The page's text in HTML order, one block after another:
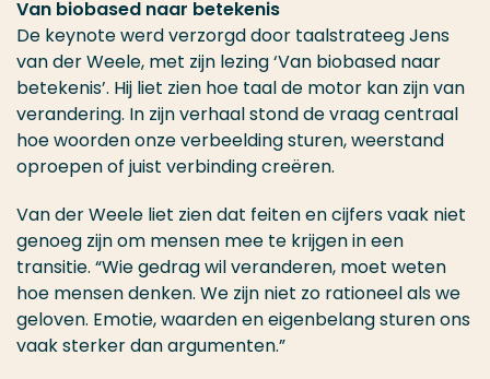
Van biobased naar betekenis
De keynote werd verzorgd door taalstrateeg Jens
van der Weele, met zijn lezing ‘Van biobased naar
betekenis’. Hij liet zien hoe taal de motor kan zijn van
verandering. In zijn verhaal stond de vraag centraal
hoe woorden onze verbeelding sturen, weerstand
oproepen of juist verbinding creëren.
Van der Weele liet zien dat feiten en cijfers vaak niet
genoeg zijn om mensen mee te krijgen in een
transitie. “Wie gedrag wil veranderen, moet weten
hoe mensen denken. We zijn niet zo rationeel als we
geloven. Emotie, waarden en eigenbelang sturen ons
vaak sterker dan argumenten.”